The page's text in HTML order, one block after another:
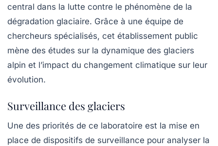
central dans la lutte contre le phénomène de la
dégradation glaciaire. Grâce à une équipe de
chercheurs spécialisés, cet établissement public
mène des études sur la dynamique des glaciers
alpin et l’impact du changement climatique sur leur
évolution.
Surveillance des glaciers
Une des priorités de ce laboratoire est la mise en
place de dispositifs de surveillance pour analyser la